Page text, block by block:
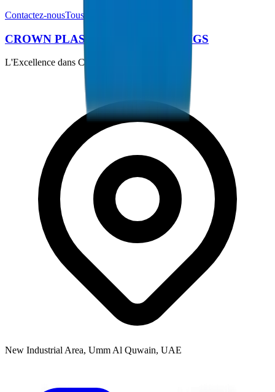
Contactez-nousTous les produits
CROWN PLASTIC PIPES / FITTINGS
L'Excellence dans Chaque Tuyau
New Industrial Area, Umm Al Quwain, UAE